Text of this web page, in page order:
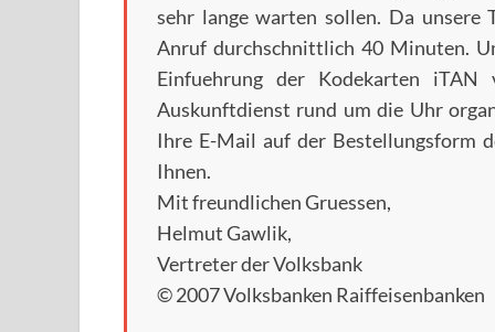
sehr lange warten sollen. Da unsere
Anruf durchschnittlich 40 Minuten.
Einfuehrung der Kodekarten
Auskunftdienst rund um die Uhr
Ihre E-Mail auf der Bestellungsform
Ihnen.
Mit freundlichen Gruessen,
Helmut Gawlik,
Vertreter der Volksbank
© 2007 Volksbanken Raiffeisenbanken